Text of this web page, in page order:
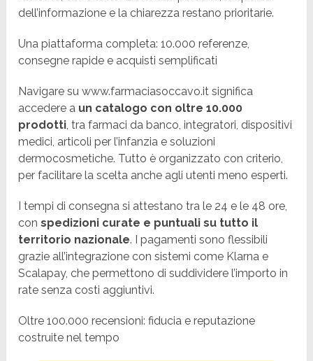
dell’informazione e la chiarezza restano prioritarie.
Una piattaforma completa: 10.000 referenze,
consegne rapide e acquisti semplificati
Navigare su www.farmaciasoccavo.it significa
accedere a un catalogo con oltre 10.000
prodotti, tra farmaci da banco, integratori, dispositivi
medici, articoli per l’infanzia e soluzioni
dermocosmetiche. Tutto è organizzato con criterio,
per facilitare la scelta anche agli utenti meno esperti.
I tempi di consegna si attestano tra le 24 e le 48 ore,
conspedizioni curate e puntuali su tutto il
territorio nazionale. I pagamenti sono flessibili
grazie all’integrazione con sistemi come Klarna e
Scalapay, che permettono di suddividere l’importo in
rate senza costi aggiuntivi.
Oltre 100.000 recensioni: fiducia e reputazione
costruite nel tempo